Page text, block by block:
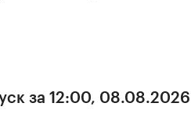
за 12:00, 08.08.2026